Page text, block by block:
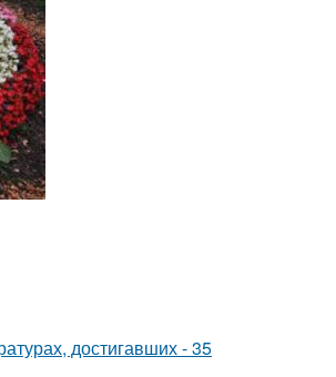
достигавших - 35